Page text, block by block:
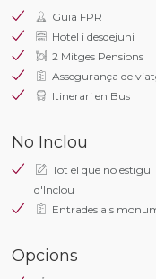
Guia FPR
Hotel i desdejuni
2 Mitges Pensions
Assegurança de
Itinerari en Bus
No Inclou
Tot el que no
d'Inclou
Entrades als
Opcions